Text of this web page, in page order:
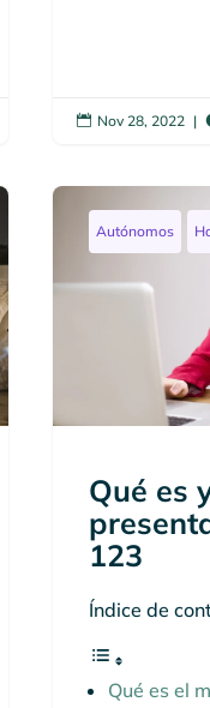
 Nov 28, 2022 |
Autónomos
Qué es
123
Índice de
Qué es el